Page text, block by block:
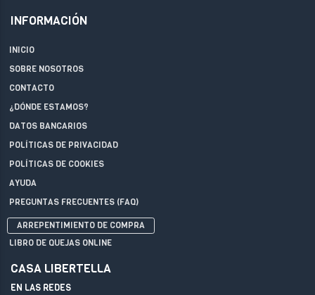
INFORMACIÓN
INICIO
SOBRE NOSOTROS
CONTACTO
¿DÓNDE ESTAMOS?
DATOS BANCARIOS
POLÍTICAS DE PRIVACIDAD
POLÍTICAS DE COOKIES
AYUDA
PREGUNTAS FRECUENTES (FAQ)
ARREPENTIMIENTO DE COMPRA
LIBRO DE QUEJAS ONLINE
CASA LIBERTELLA
EN LAS REDES